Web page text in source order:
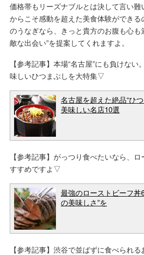
価格帯もリーズナブルとは決して言い
からこそ感動を超えた美食体験ができ
のうなぎなら、きっと貴方のお腹も心も
敵な出会い”を提案してくれますよ。
【参考記事】本場“名古屋”にも負けない
味しいひつまぶしを大特集▽
名古屋を超えた絶品“ひ
美味しい名店10選
【参考記事】がっつり食べたいなら、
すすめですよ▽
最強のローストビーフ丼
の美味しさ”を
【参考記事】渋谷で並ばずに食べられ